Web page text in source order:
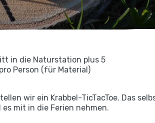
in die Naturstation plus 5
Person (für Material)
wir ein Krabbel-TicTacToe. Das
mit in die Ferien nehmen.